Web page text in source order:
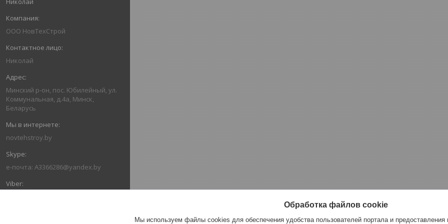
ООО НовТехСтрой
Николай
Минский р-он, пос. Юбилейный, ул.
Коммунальная, д.4а, Минск,
Беларусь
novtehstroy.by
e-почта: A3366286@yandex.by
Обработка файлов cookie
Мы используем файлы cookies для обеспечения удобства пользователей портала и предоставления